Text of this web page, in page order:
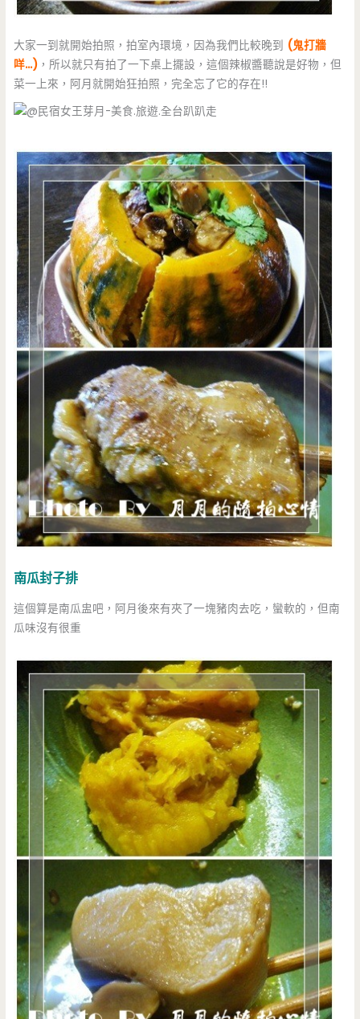
大家一到就開始拍照，拍室內環境，因為我們比較晚到 (鬼打牆
咩…) ，所以就只有拍了一下桌上擺設，這個辣椒醬聽說是好物，但
菜一上來，阿月就開始狂拍照，完全忘了它的存在!!
南瓜封子排
這個算是南瓜盅吧，阿月後來有夾了一塊豬肉去吃，蠻軟的，但南
瓜味沒有很重